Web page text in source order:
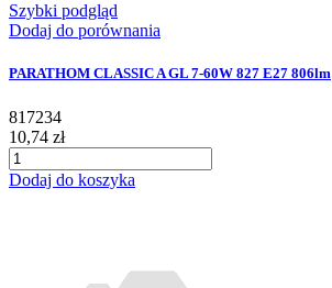
Szybki podgląd
Dodaj do porównania
PARATHOM CLASSIC A GL 7-60W 827 E27 806lm
817234
10,74 zł
Dodaj do koszyka